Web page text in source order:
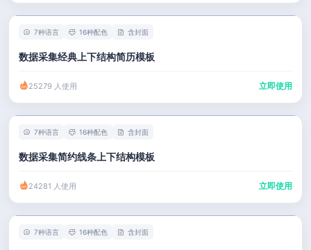
7种语言 16种配色 含封面
数据采集经典上下结构简历模板
25279 人使用 立即使用
7种语言 16种配色 含封面
数据采集简约线条上下结构模板
24281 人使用 立即使用
7种语言 16种配色 含封面